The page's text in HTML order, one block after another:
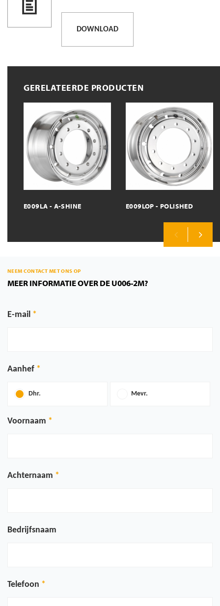
DOWNLOAD
GERELATEERDE PRODUCTEN
E009LA - A-SHINE E009LOP - POLISHED
NEEM CONTACT MET ONS OP
MEER INFORMATIE OVER DE U006-2M?
E-mail
Aanhef
Dhr. Mevr.
Voornaam
Achternaam
Bedrijfsnaam
Telefoon